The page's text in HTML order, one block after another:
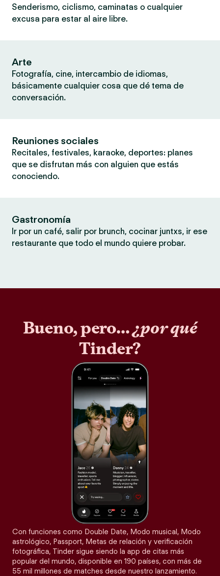
Senderismo, ciclismo, caminatas o cualquier
excusa para estar al aire libre.
Arte
Fotografía, cine, intercambio de idiomas,
básicamente cualquier cosa que dé tema de
conversación.
Reuniones sociales
Recitales, festivales, karaoke, deportes: planes
que se disfrutan más con alguien que estás
conociendo.
Gastronomía
Ir por un café, salir por brunch, cocinar juntxs, ir ese
restaurante que todo el mundo quiere probar.
Bueno, pero…¿por qué
Tinder?
Con funciones como Double Date, Modo musical, Modo
astrológico, Passport, Metas de relación y verificación
fotográfica, Tinder sigue siendo la app de citas más
popular del mundo, disponible en 190 países, con más de
55 mil millones de matches desde nuestro lanzamiento.